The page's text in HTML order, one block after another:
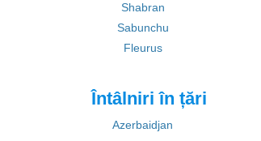
Shabran
Sabunchu
Fleurus
Întâlniri în țări
Azerbaidjan